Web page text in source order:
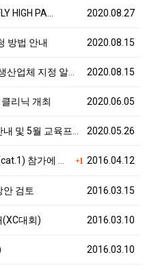
2020.08.27
HIGH PA…
2020.08.15
방법 안내
2020.08.15
체 지정 알림 - …
2020.06.05
리닉 개최
2020.05.26
5월 교육프로그램…
+1 2016.04.12
참가에 관하…
2016.03.15
검토
2016.03.10
(XC대회)
2016.03.10